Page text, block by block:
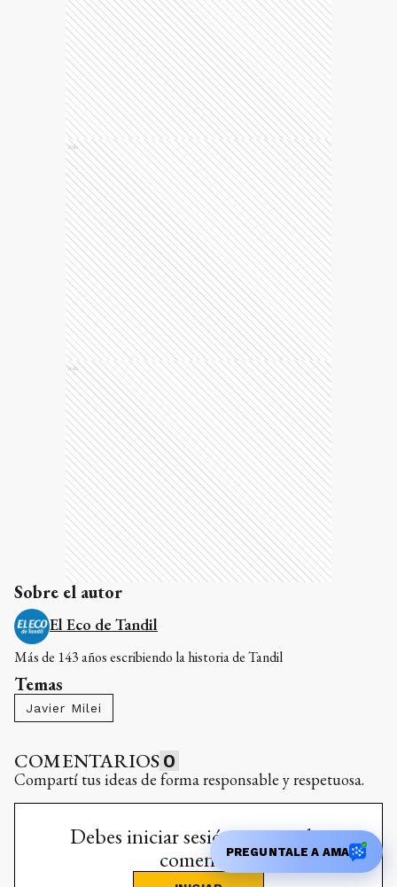
Ads
Ads
Sobre el autor
El Eco de Tandil
Más de 143 años escribiendo la historia de Tandil
Temas
Javier Milei
COMENTARIOS 0
Compartí tus ideas de forma responsable y respetuosa.
Debes iniciar sesión para poder
comentarPREGUNTALE A AMA